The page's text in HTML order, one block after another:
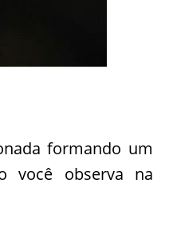
formando um
você observa na